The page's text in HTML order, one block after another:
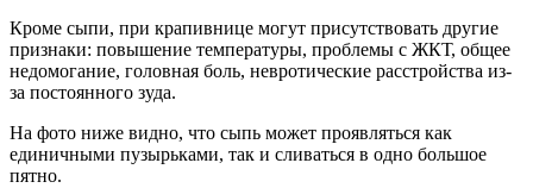
Кроме сыпи, при крапивнице могут присутствовать другие
признаки: повышение температуры, проблемы с ЖКТ, общее
недомогание, головная боль, невротические расстройства из-
за постоянного зуда.
На фото ниже видно, что сыпь может проявляться как
единичными пузырьками, так и сливаться в одно большое
пятно.